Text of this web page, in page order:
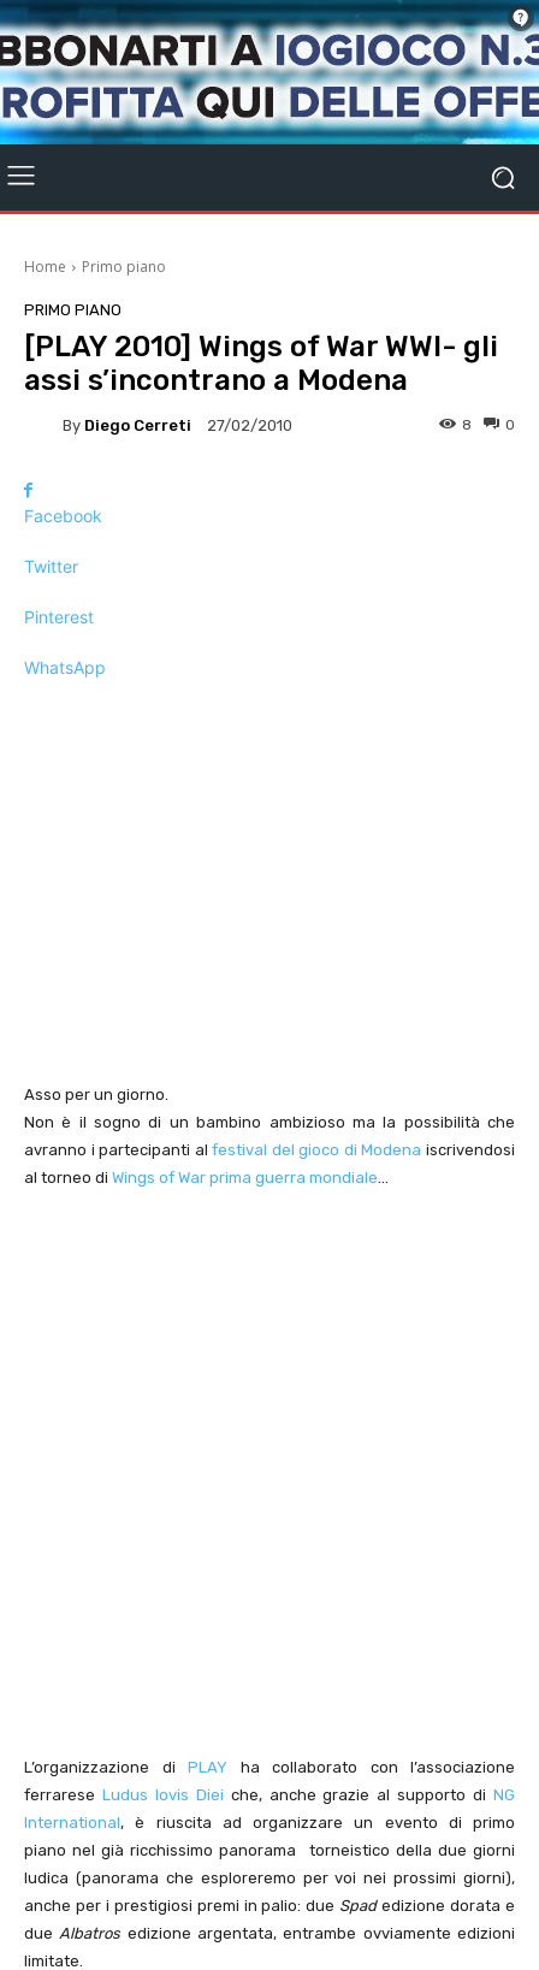
Home Primo piano
PRIMO PIANO
[PLAY 2010] Wings of War WWI- gli
assi s’incontrano a Modena
By Diego Cerreti 27/02/2010 0
8
Facebook
Twitter
Pinterest
WhatsApp
Asso per un giorno.
Non è il sogno di un bambino ambizioso ma la possibilità che
avranno i partecipanti alfestival del gioco di Modena iscrivendosi
al torneo di Wings of War prima guerra mondiale…
L’organizzazione di PLAY ha collaborato con l’associazione
ferrarese Ludus Iovis Diei che, anche grazie al supporto diNG
International, è riuscita ad organizzare un evento di primo
piano nel già ricchissimo panorama torneistico della due giorni
ludica (panorama che esploreremo per voi nei prossimi giorni),
anche per i prestigiosi premi in palio: due Spadedizione dorata e
dueAlbatros edizione argentata, entrambe ovviamente edizioni
limitate.